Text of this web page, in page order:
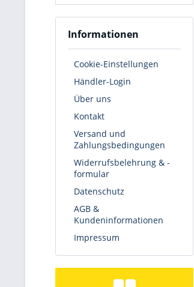
Informationen
Cookie-Einstellungen
Händler-Login
Über uns
Kontakt
Versand und
Zahlungsbedingungen
Widerrufsbelehrung & -
formular
Datenschutz
AGB &
Kundeninformationen
Impressum